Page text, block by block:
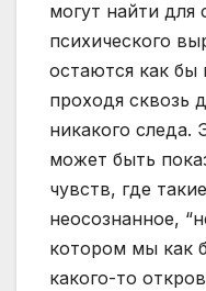
могут найти для
психического
остаются как бы
проходя сквозь
никакого следа.
может быть
чувств, где
неосознанное,
котором мы как
какого-то